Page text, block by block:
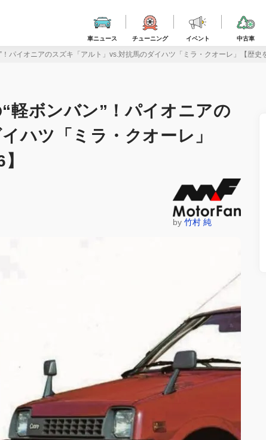
車ニュース チューニング イベント 中古車
パイオニアのスズキ「アルト」vs.対抗馬のダイハツ「ミラ・クオーレ」【歴史
軽ボンバン”！パイオニアの
ハツ「ミラ・クオーレ」
by 竹村 純